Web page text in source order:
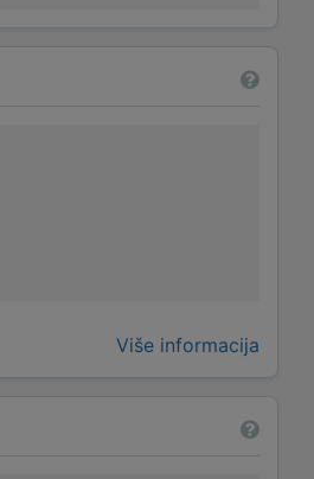
Više informacija